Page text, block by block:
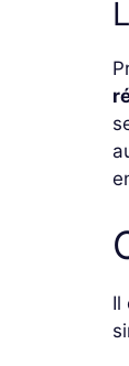
Il